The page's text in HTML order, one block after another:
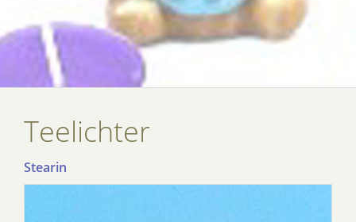
Teelichter
Stearin